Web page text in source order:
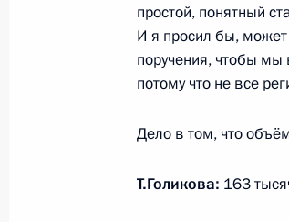
20 марта 2020 года,
20 марта 2020 года,
простой, понятный
И я просил бы, может
поручения, чтобы мы
потому что не все
Дело в том, что
Т.Голикова: 163